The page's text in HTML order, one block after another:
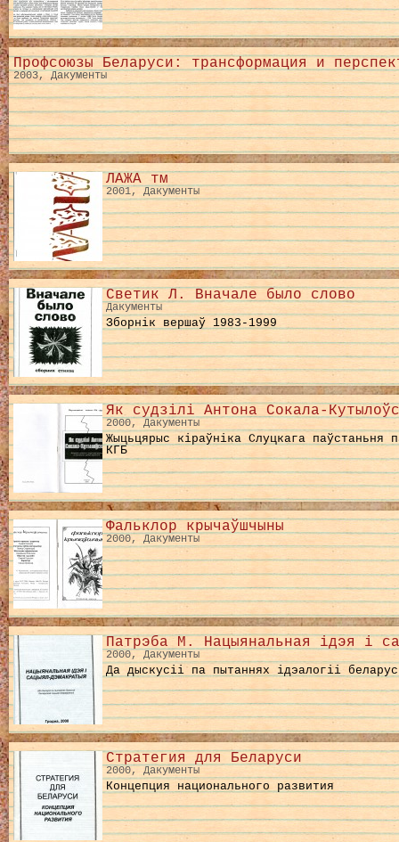
Профсоюзы Беларуси: трансформация и
2003, Дакументы
ЛАЖА тм
2001, Дакументы
Светик Л. Вначале было слово
Дакументы
Зборнік вершаў 1983-1999
Як судзілі Антона Сокала-
2000, Дакументы
Жыцьцярыс кіраўніка Слуцкага паўстаньня
КГБ
Фальклор крычаўшчыны
2000, Дакументы
Патрэба М. Нацыянальная ідэя і
2000, Дакументы
Да дыскусіі па пытаннях ідэалогіі
Стратегия для Беларуси
2000, Дакументы
Концепция национального развития